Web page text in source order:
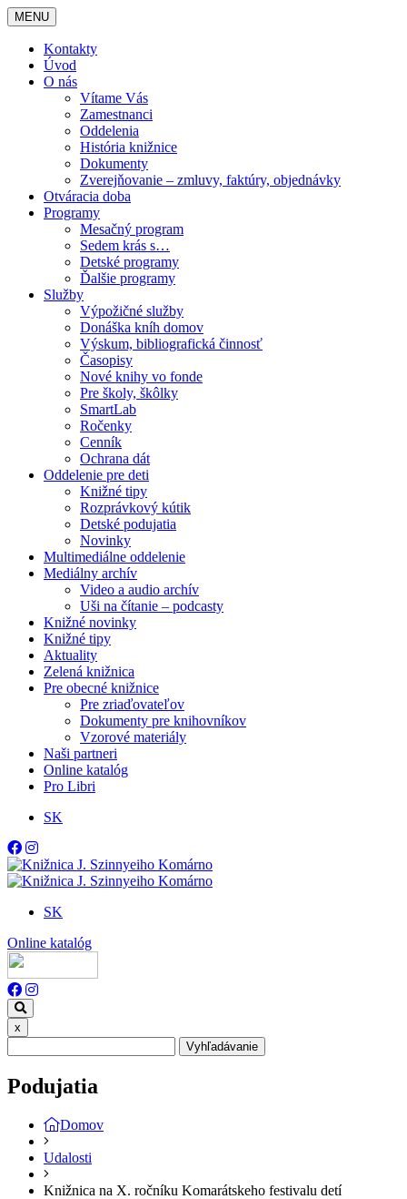
MENU
Kontakty
Úvod
O nás
Vítame Vás
Zamestnanci
Oddelenia
História knižnice
Dokumenty
Zverejňovanie – zmluvy, faktúry, objednávky
Otváracia doba
Programy
Mesačný program
Sedem krás s…
Detské programy
Ďalšie programy
Služby
Výpožičné služby
Donáška kníh domov
Výskum, bibliografická činnosť
Časopisy
Nové knihy vo fonde
Pre školy, škôlky
SmartLab
Ročenky
Cenník
Ochrana dát
Oddelenie pre deti
Knižné tipy
Rozprávkový kútik
Detské podujatia
Novinky
Multimediálne oddelenie
Mediálny archív
Video a audio archív
Uši na čítanie – podcasty
Knižné novinky
Knižné tipy
Aktuality
Zelená knižnica
Pre obecné knižnice
Pre zriaďovateľov
Dokumenty pre knihovníkov
Vzorové materiály
Naši partneri
Online katalóg
Pro Libri
SK
SK
Online katalóg
x
Vyhľadávanie
Podujatia
Domov
Udalosti
Knižnica na X. ročníku Komarátskeho festivalu detí